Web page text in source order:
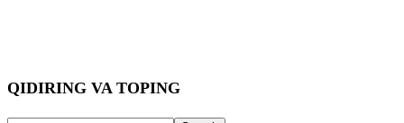
QIDIRING VA TOPING